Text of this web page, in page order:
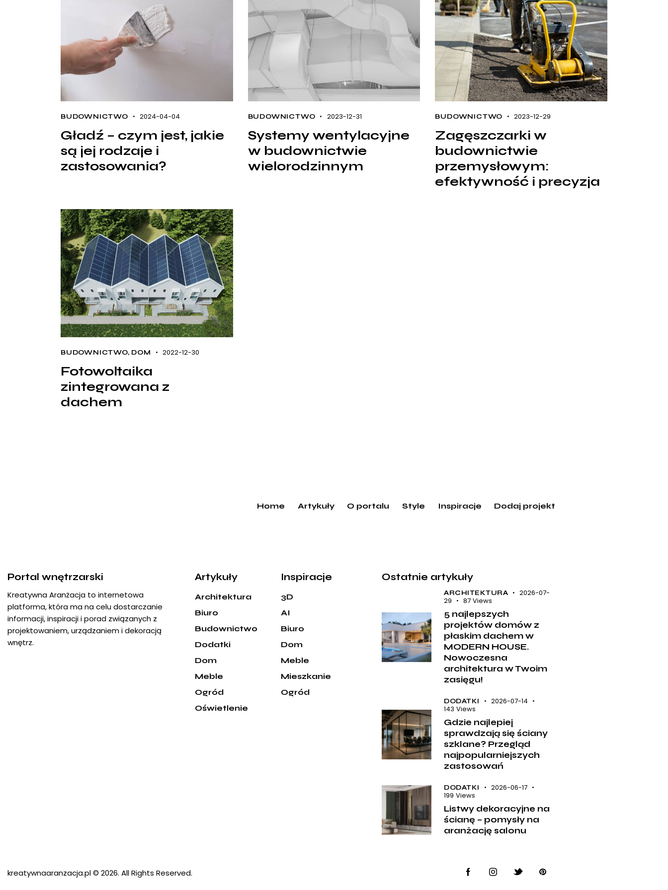
BUDOWNICTWO 2024-04-04
Gładź – czym jest, jakie
są jej rodzaje i
zastosowania?
BUDOWNICTWO 2023-12-31
Systemy wentylacyjne
w budownictwie
wielorodzinnym
BUDOWNICTWO 2023-12-29
Zagęszczarki w
budownictwie
przemysłowym:
efektywność i precyzja
BUDOWNICTWO, DOM 2022-12-30
Fotowoltaika
zintegrowana z
dachem
Home Artykuły O portalu Style Inspiracje Dodaj projekt
Portal wnętrzarski
Kreatywna Aranżacja to internetowa
platforma, która ma na celu dostarczanie
informacji, inspiracji i porad związanych z
projektowaniem, urządzaniem i dekoracją
wnętrz.
Artykuły
Architektura
Biuro
Budownictwo
Dodatki
Dom
Meble
Ogród
Oświetlenie
Inspiracje
3D
AI
Biuro
Dom
Meble
Mieszkanie
Ogród
Ostatnie artykuły
ARCHITEKTURA
2026-07-
29
87 Views
5 najlepszych
projektów domów z
płaskim dachem w
MODERN HOUSE.
Nowoczesna
architektura w Twoim
zasięgu!
DODATKI
2026-07-14
143 Views
Gdzie najlepiej
sprawdzają się ściany
szklane? Przegląd
najpopularniejszych
zastosowań
DODATKI
2026-06-17
199 Views
Listwy dekoracyjne na
ścianę – pomysły na
aranżację salonu
kreatywnaaranzacja.pl© 2026. All Rights Reserved.